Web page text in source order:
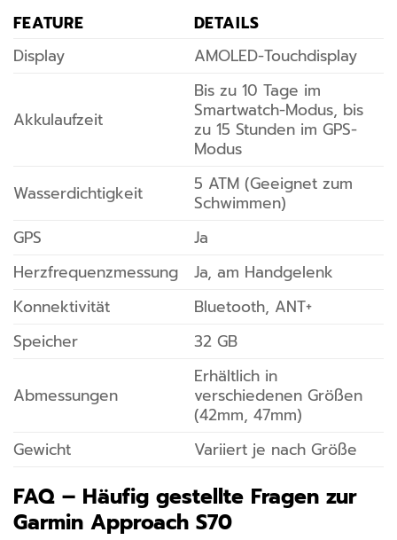
FEATURE
DETAILS
Display
AMOLED-Touchdisplay
Akkulaufzeit
Bis zu 10 Tage im
Smartwatch-Modus, bis
zu 15 Stunden im GPS-
Modus
Wasserdichtigkeit
5 ATM (Geeignet zum
Schwimmen)
GPS
Ja
Herzfrequenzmessung
Ja, am Handgelenk
Konnektivität
Bluetooth, ANT+
Speicher
32 GB
Abmessungen
Erhältlich in
verschiedenen Größen
(42mm, 47mm)
Gewicht
Variiert je nach Größe
FAQ – Häufig gestellte Fragen zur
Garmin Approach S70